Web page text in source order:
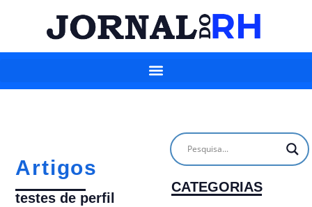
Artigos
testes de perfil
CATEGORIAS